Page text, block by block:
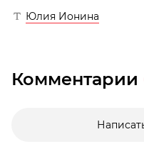
Юлия Ионина
Комментарии